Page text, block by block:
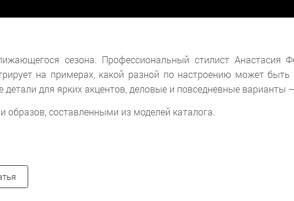
сезона. Профессиональный стилист Анастасия
на примерах, какой разной по настроению может быть
детали для ярких акцентов, деловые и повседневные
составленными из моделей каталога.